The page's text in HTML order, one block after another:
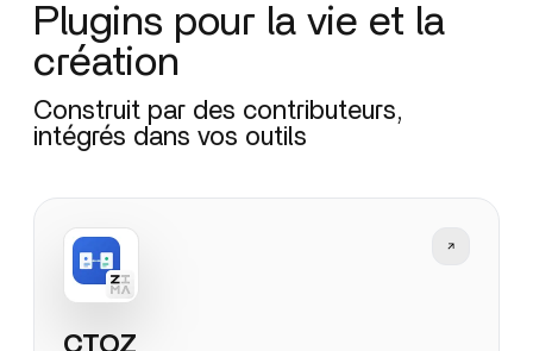
Plugins pour la vie et la
création
Construit par des contributeurs,
intégrés dans vos outils
CTOZ